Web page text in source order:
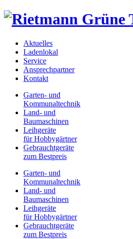
Aktuelles
Ladenlokal
Service
Ansprechpartner
Kontakt
Garten- und
Kommunaltechnik
Land- und
Baumaschinen
Leihgeräte
für Hobbygärtner
Gebrauchtgeräte
zum Bestpreis
Garten- und
Kommunaltechnik
Land- und
Baumaschinen
Leihgeräte
für Hobbygärtner
Gebrauchtgeräte
zum Bestpreis